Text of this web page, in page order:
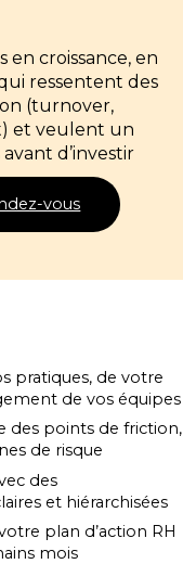
en croissance, en
ressentent des
(turnover,
et veulent un
d’investir
vous
pratiques, de votre
de vos équipes
des points de friction,
de risque
des
et hiérarchisées
plan d’action RH
mois